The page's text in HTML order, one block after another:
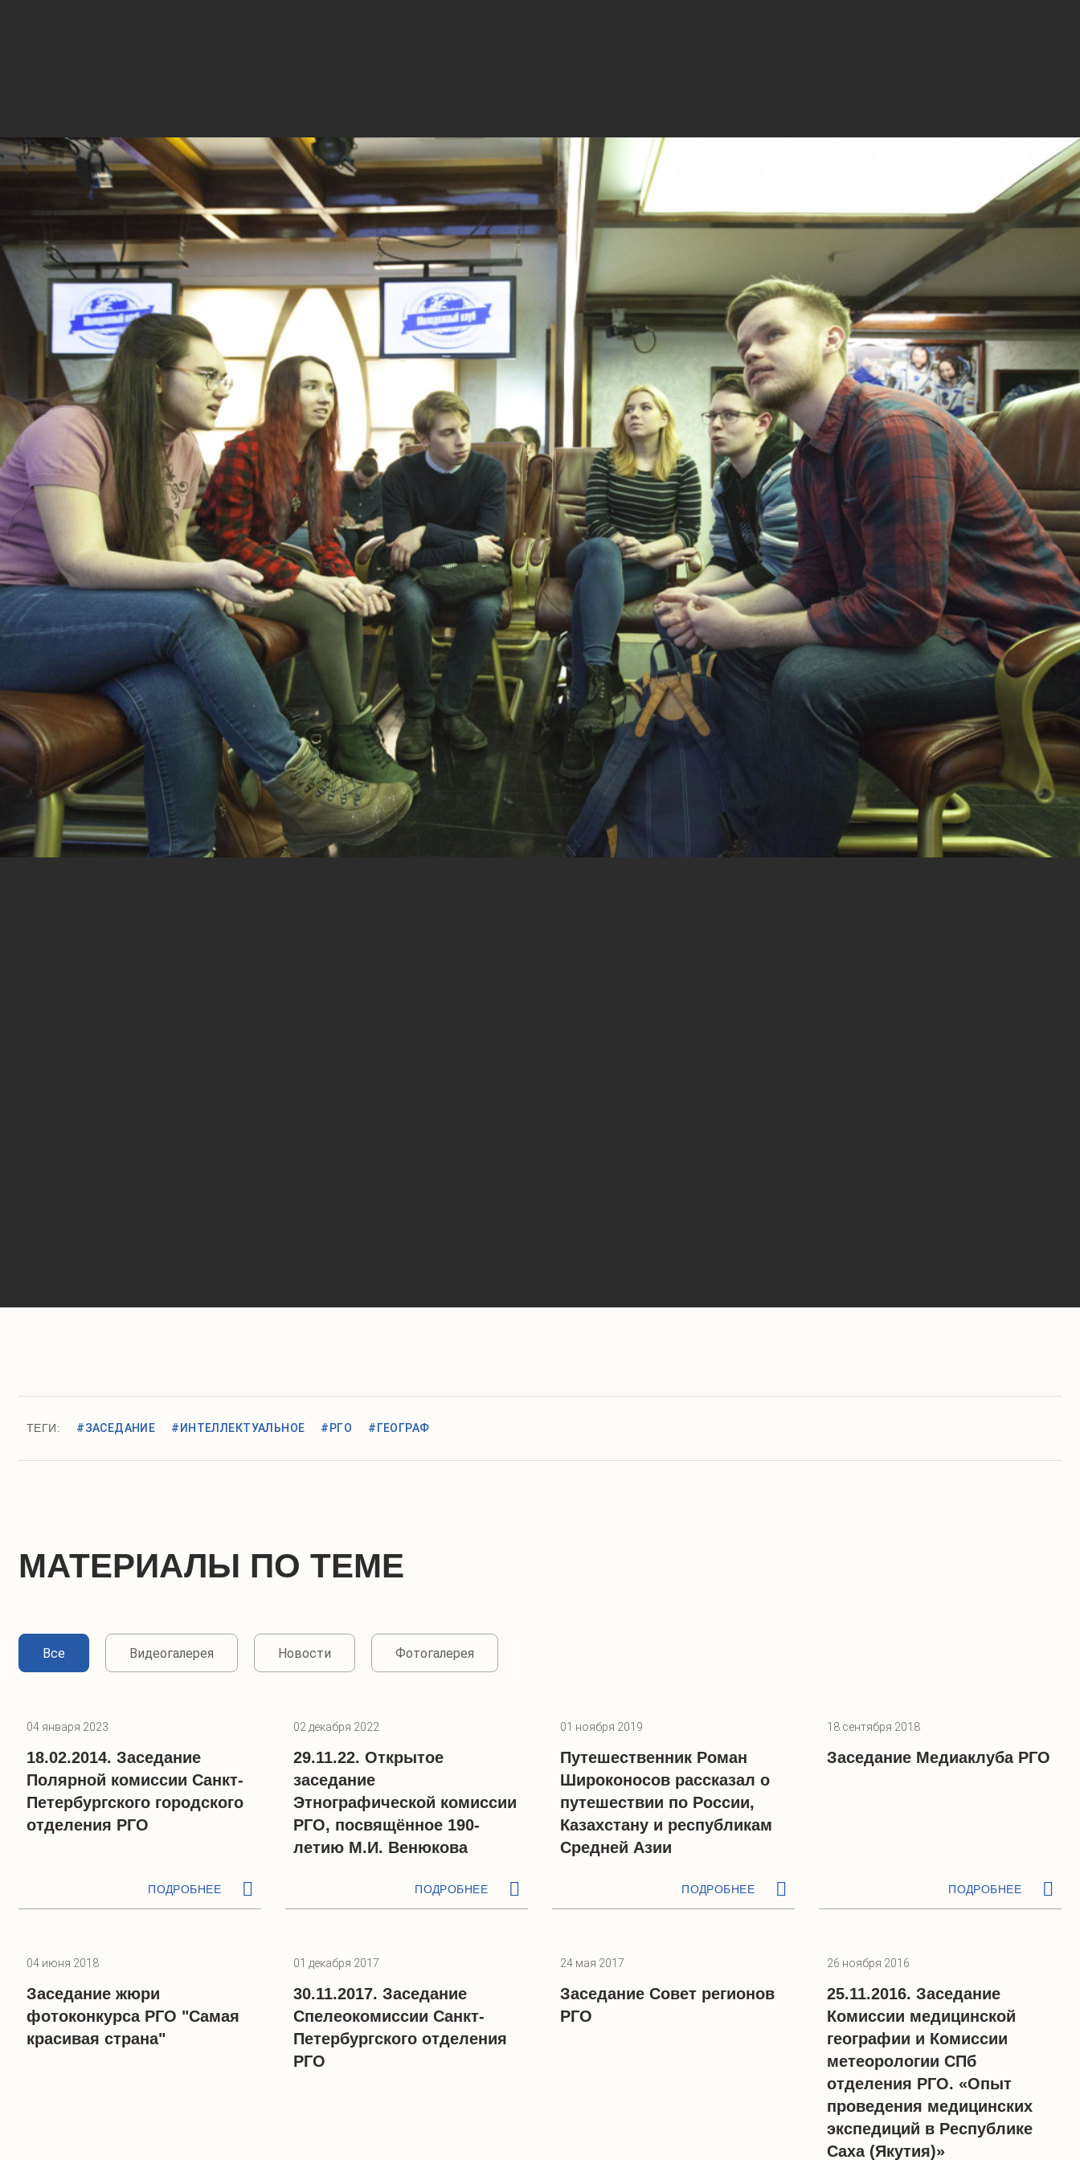
ТЕГИ: #ЗАСЕДАНИЕ #ИНТЕЛЛЕКТУАЛЬНОЕ #РГО #ГЕОГРАФ
МАТЕРИАЛЫ ПО ТЕМЕ
Все Видеогалерея Новости Фотогалерея
04 января 2023
18.02.2014. Заседание
Полярной комиссии Санкт-
Петербургского городского
отделения РГО
ПОДРОБНЕЕ
02 декабря 2022
29.11.22. Открытое
заседание
Этнографической комиссии
РГО, посвящённое 190-
летию М.И. Венюкова
ПОДРОБНЕЕ
01 ноября 2019
Путешественник Роман
Широконосов рассказал о
путешествии по России,
Казахстану и республикам
Средней Азии
ПОДРОБНЕЕ
18 сентября 2018
Заседание Медиаклуба РГО
ПОДРОБНЕЕ
04 июня 2018
Заседание жюри
фотоконкурса РГО "Самая
красивая страна"
01 декабря 2017
30.11.2017. Заседание
Спелеокомиссии Санкт-
Петербургского отделения
РГО
24 мая 2017
Заседание Совет регионов
РГО
26 ноября 2016
25.11.2016. Заседание
Комиссии медицинской
географии и Комиссии
метеорологии СПб
отделения РГО. «Опыт
проведения медицинских
экспедиций в Республике
Саха (Якутия)»